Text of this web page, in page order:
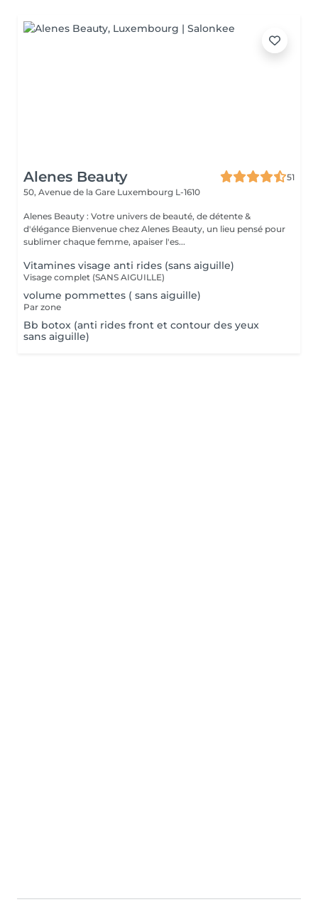
Alenes Beauty
51
50, Avenue de la Gare Luxembourg L-1610
Alenes Beauty : Votre univers de beauté, de détente &
d'élégance Bienvenue chez Alenes Beauty, un lieu pensé pour
sublimer chaque femme, apaiser l'es...
Vitamines visage anti rides (sans aiguille)
Visage complet (SANS AIGUILLE)
volume pommettes ( sans aiguille)
Par zone
Bb botox (anti rides front et contour des yeux
sans aiguille)